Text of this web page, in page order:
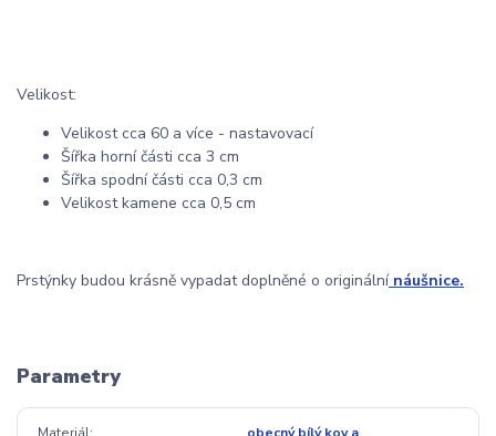
Velikost:
Velikost cca 60 a více - nastavovací
Šířka horní části cca 3 cm
Šířka spodní části cca 0,3 cm
Velikost kamene cca 0,5 cm
Prstýnky budou krásně vypadat doplněné o originálnínáušnice.
Parametry